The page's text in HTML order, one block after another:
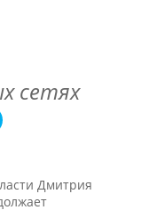
сетях
Дмитрия